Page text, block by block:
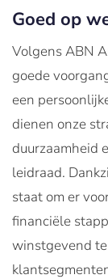
Goed op
Volgens ABN
goede
een
dienen onze
duurzaamheid
leidraad.
staat om er
financiële
winstgevend